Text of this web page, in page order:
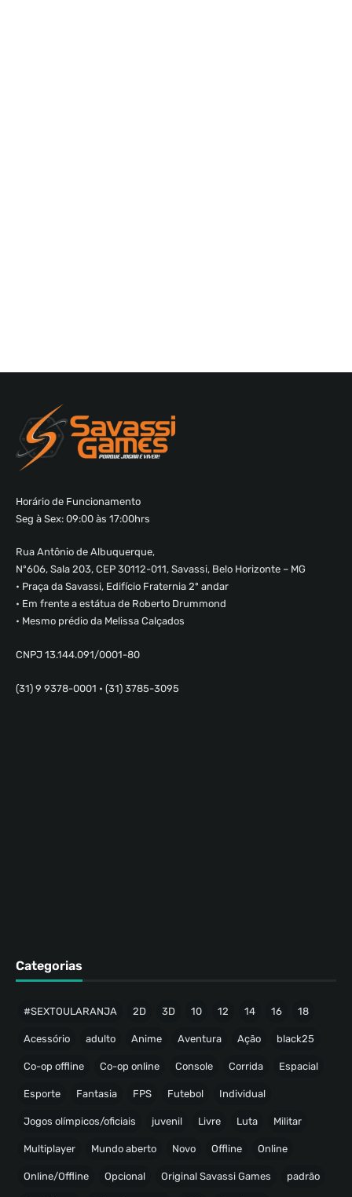
Horário de Funcionamento
Seg à Sex: 09:00 às 17:00hrs
Rua Antônio de Albuquerque,
Nº606, Sala 203, CEP 30112-011, Savassi, Belo Horizonte – MG
• Praça da Savassi, Edifício Fraternia 2º andar
• Em frente a estátua de Roberto Drummond
• Mesmo prédio da Melissa Calçados
CNPJ 13.144.091/0001-80
(31) 9 9378-0001 • (31) 3785-3095
Categorias
#SEXTOULARANJA 2D 3D 10 12 14 16 18
Acessório adulto Anime Aventura Ação black25
Co-op offline Co-op online Console Corrida Espacial
Esporte Fantasia FPS Futebol Individual
Jogos olímpicos/oficiais juvenil Livre Luta Militar
Multiplayer Mundo aberto Novo Offline Online
Online/Offline Opcional Original Savassi Games padrão